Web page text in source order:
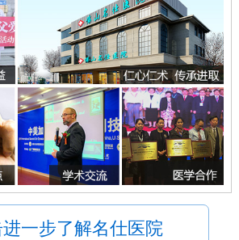
进一步了解名仕医院